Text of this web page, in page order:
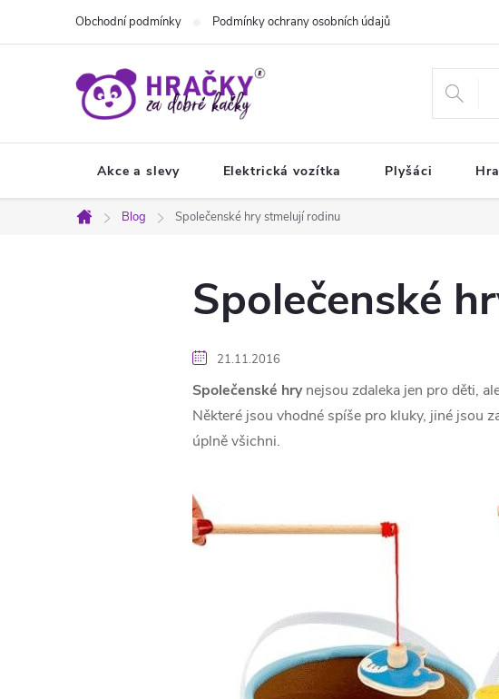
Obchodní podmínky Podmínky ochrany osobních údajů
Akce a slevy Elektrická vozítka Plyšáci
Domů
Blog Společenské hry stmelují rodinu
Společenské
21.11.2016
Společenské hrynejsou zdaleka jen pro děti,
Některé jsou vhodné spíše pro kluky, jiné jsou
úplně všichni.